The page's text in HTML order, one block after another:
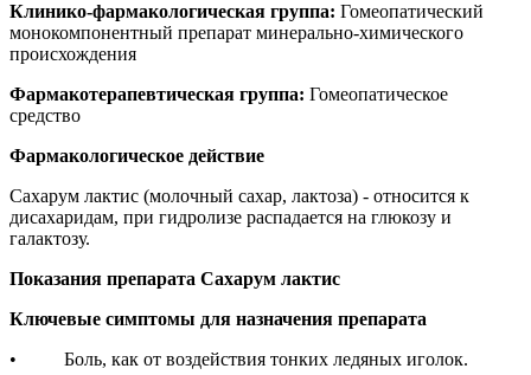
Клинико-фармакологическая группа: Гомеопатический
монокомпонентный препарат минерально-химического
происхождения
Фармакотерапевтическая группа: Гомеопатическое
средство
Фармакологическое действие
Сахарум лактис (молочный сахар, лактоза) - относится к
дисахаридам, при гидролизе распадается на глюкозу и
галактозу.
Показания препарата Сахарум лактис
Ключевые симптомы для назначения препарата
• Боль, как от воздействия тонких ледяных иголок.